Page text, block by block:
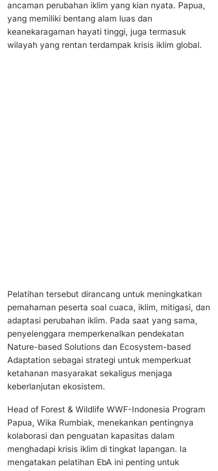
ancaman perubahan iklim yang kian nyata. Papua,
yang memiliki bentang alam luas dan
keanekaragaman hayati tinggi, juga termasuk
wilayah yang rentan terdampak krisis iklim global.
Pelatihan tersebut dirancang untuk meningkatkan
pemahaman peserta soal cuaca, iklim, mitigasi, dan
adaptasi perubahan iklim. Pada saat yang sama,
penyelenggara memperkenalkan pendekatan
Nature-based Solutions dan Ecosystem-based
Adaptation sebagai strategi untuk memperkuat
ketahanan masyarakat sekaligus menjaga
keberlanjutan ekosistem.
Head of Forest & Wildlife WWF-Indonesia Program
Papua, Wika Rumbiak, menekankan pentingnya
kolaborasi dan penguatan kapasitas dalam
menghadapi krisis iklim di tingkat lapangan. Ia
mengatakan pelatihan EbA ini penting untuk